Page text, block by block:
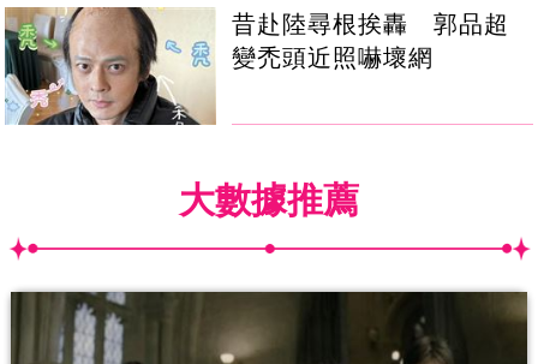
昔赴陸尋根挨轟 郭品超
變禿頭近照嚇壞網
大數據推薦